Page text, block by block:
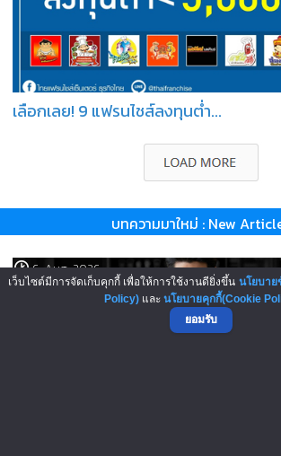
เลือกเลย! 9 แฟรนไชส์ลงทุนต่ำ...
บทความมาใหม่ : New
6-Aug-2026
เว็บไซต์มีการจัดเก็บคุกกี้ เพื่อให้การใช้งานดียิ่งขึ้น นโยบา
Policy)และ นโยบายคุกกี้(Cookie
ยอมรับ